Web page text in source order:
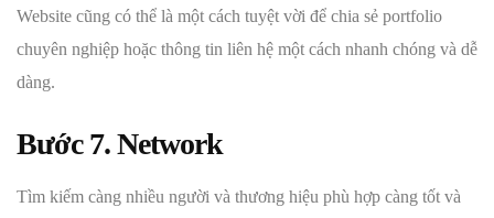
Website cũng có thể là một cách tuyệt vời để chia sẻ portfolio
chuyên nghiệp hoặc thông tin liên hệ một cách nhanh chóng và dễ
dàng.
Bước 7. Network
Tìm kiếm càng nhiều người và thương hiệu phù hợp càng tốt và